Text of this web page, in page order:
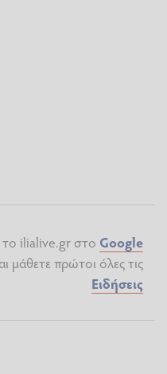
ilialive.gr στο Google
μάθετε πρώτοι όλες τις
Ειδήσεις